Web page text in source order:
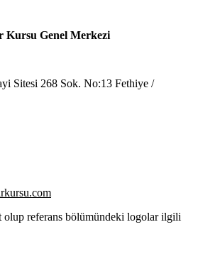
Kursu Genel Merkezi
Sitesi 268 Sok. No:13 Fethiye /
olup referans bölümündeki logolar ilgili